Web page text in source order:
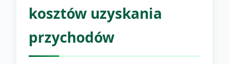
kosztów uzyskania
przychodów